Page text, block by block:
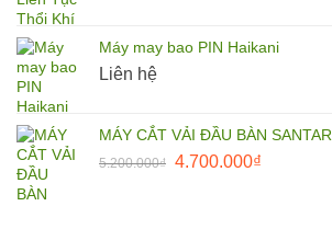
27.500.000₫.là:
Máy may bao PIN Haikani
Liên hệ
MÁY CẮT VẢI ĐẦU BÀN SANTAR
5.200.000₫ Giá
4.700.000₫Giá